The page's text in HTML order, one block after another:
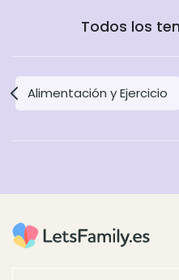
Todos los
Alimentación y Ejercicio